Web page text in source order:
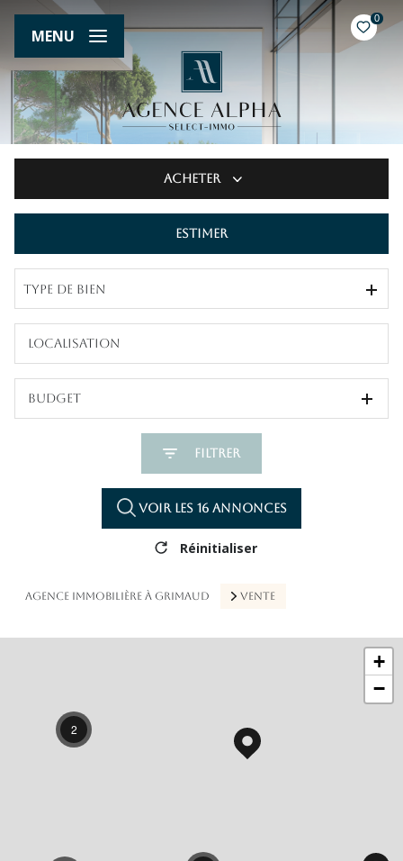
0
MENU
Acheter
Estimer
Type de bien
Budget
Filtrer
Voir les 16 annonces
Réinitialiser
AGENCE IMMOBILIÈRE À GRIMAUD VENTE
2
+
−